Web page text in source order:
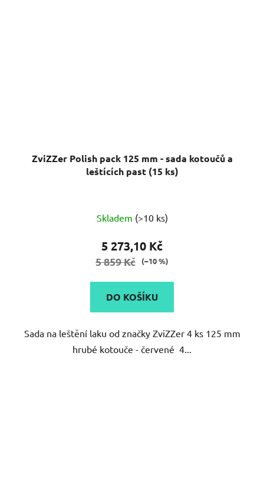
ZviZZer Polish pack 125 mm - sada kotoučů a
leštících past (15 ks)
hodnocení
produktu
je
5
Skladem (>10 ks)
5 273,10 Kč
5 859 Kč (–10 %)
DO KOŠÍKU
Sada na leštění laku od značky ZviZZer 4 ks 125 mm
hrubé kotouče - červené 4...